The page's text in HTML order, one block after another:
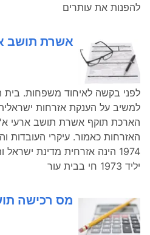
להפנות את עותרים
אשרת תושב
לפני בקשה לאיחוד משפחות.
יליד 1973 חי בבית עור
מס רכישה